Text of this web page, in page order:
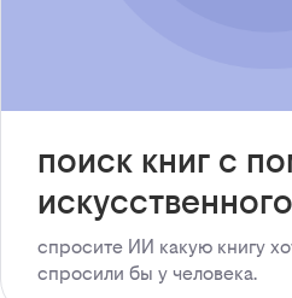
поиск книг с
спросите ИИ какую книгу
спросили бы у человека.